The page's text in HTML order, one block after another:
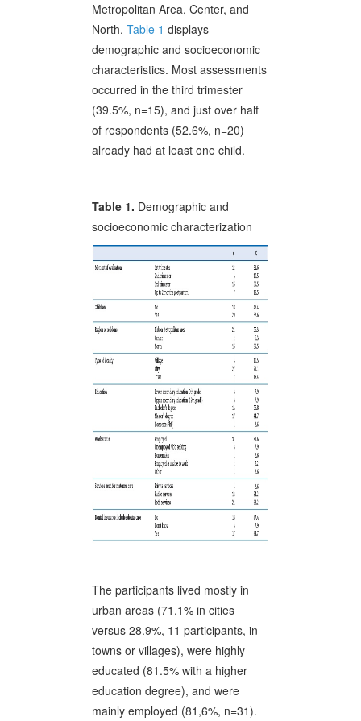
Metropolitan Area, Center, and
North. Table 1 displays
demographic and socioeconomic
characteristics. Most assessments
occurred in the third trimester
(39.5%, n=15), and just over half
of respondents (52.6%, n=20)
already had at least one child.
Table 1. Demographic and
socioeconomic characterization
The participants lived mostly in
urban areas (71.1% in cities
versus 28.9%, 11 participants, in
towns or villages), were highly
educated (81.5% with a higher
education degree), and were
mainly employed (81,6%, n=31).